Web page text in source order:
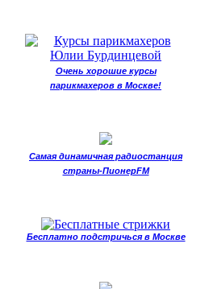
Очень хорошие курсы
парикмахеров в Москве!
Самая динамичная радиостанция
страны-ПионерFM
Бесплатно подстричься в Москве